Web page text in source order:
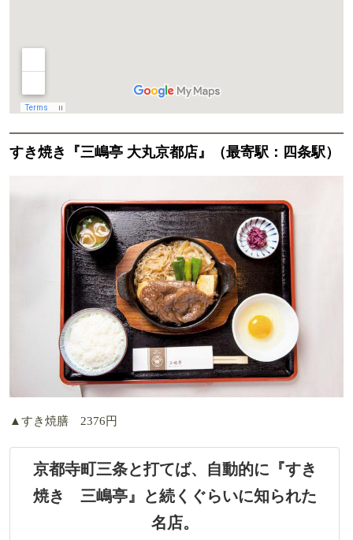
すき焼き『三嶋亭 大丸京都店』（最寄駅：四条駅）
▲すき焼膳 2376円
京都寺町三条と打てば、自動的に『すき
焼き 三嶋亭』と続くぐらいに知られた
名店。